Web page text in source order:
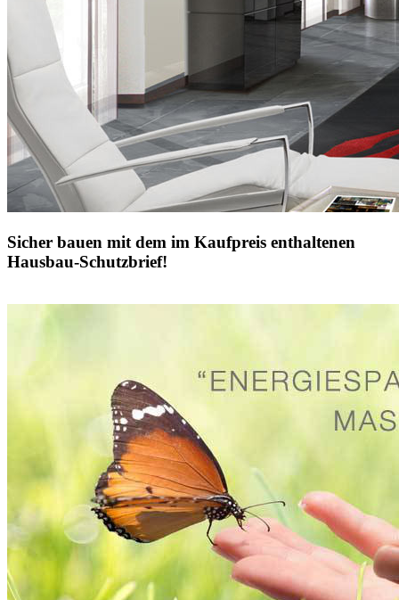
Sicher bauen mit dem im Kaufpreis enthaltenen
Hausbau-Schutzbrief!